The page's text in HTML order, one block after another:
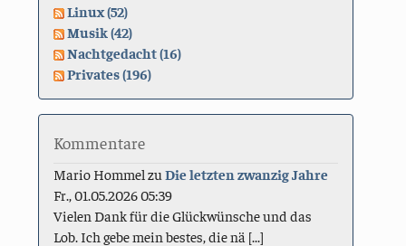
Linux (52)
Musik (42)
Nachtgedacht (16)
Privates (196)
Kommentare
Mario Hommel zuDie letzten zwanzig Jahre
Fr., 01.05.2026 05:39
Vielen Dank für die Glückwünsche und das
Lob. Ich gebe mein bestes, die nä [...]